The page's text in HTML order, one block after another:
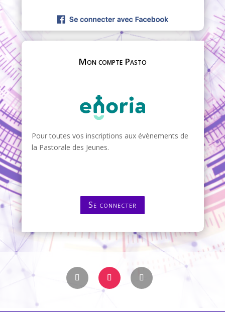
Mon compte Pasto
Pour toutes vos inscriptions aux évènements de
la Pastorale des Jeunes.
Se connecter